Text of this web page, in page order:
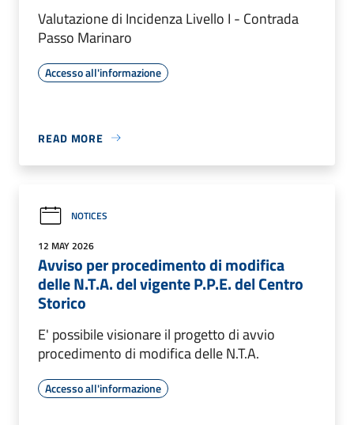
Valutazione di Incidenza Livello I - Contrada
Passo Marinaro
Accesso all'informazione
READ MORE
NOTICES
12 MAY 2026
Avviso per procedimento di modifica
delle N.T.A. del vigente P.P.E. del Centro
Storico
E' possibile visionare il progetto di avvio
procedimento di modifica delle N.T.A.
Accesso all'informazione